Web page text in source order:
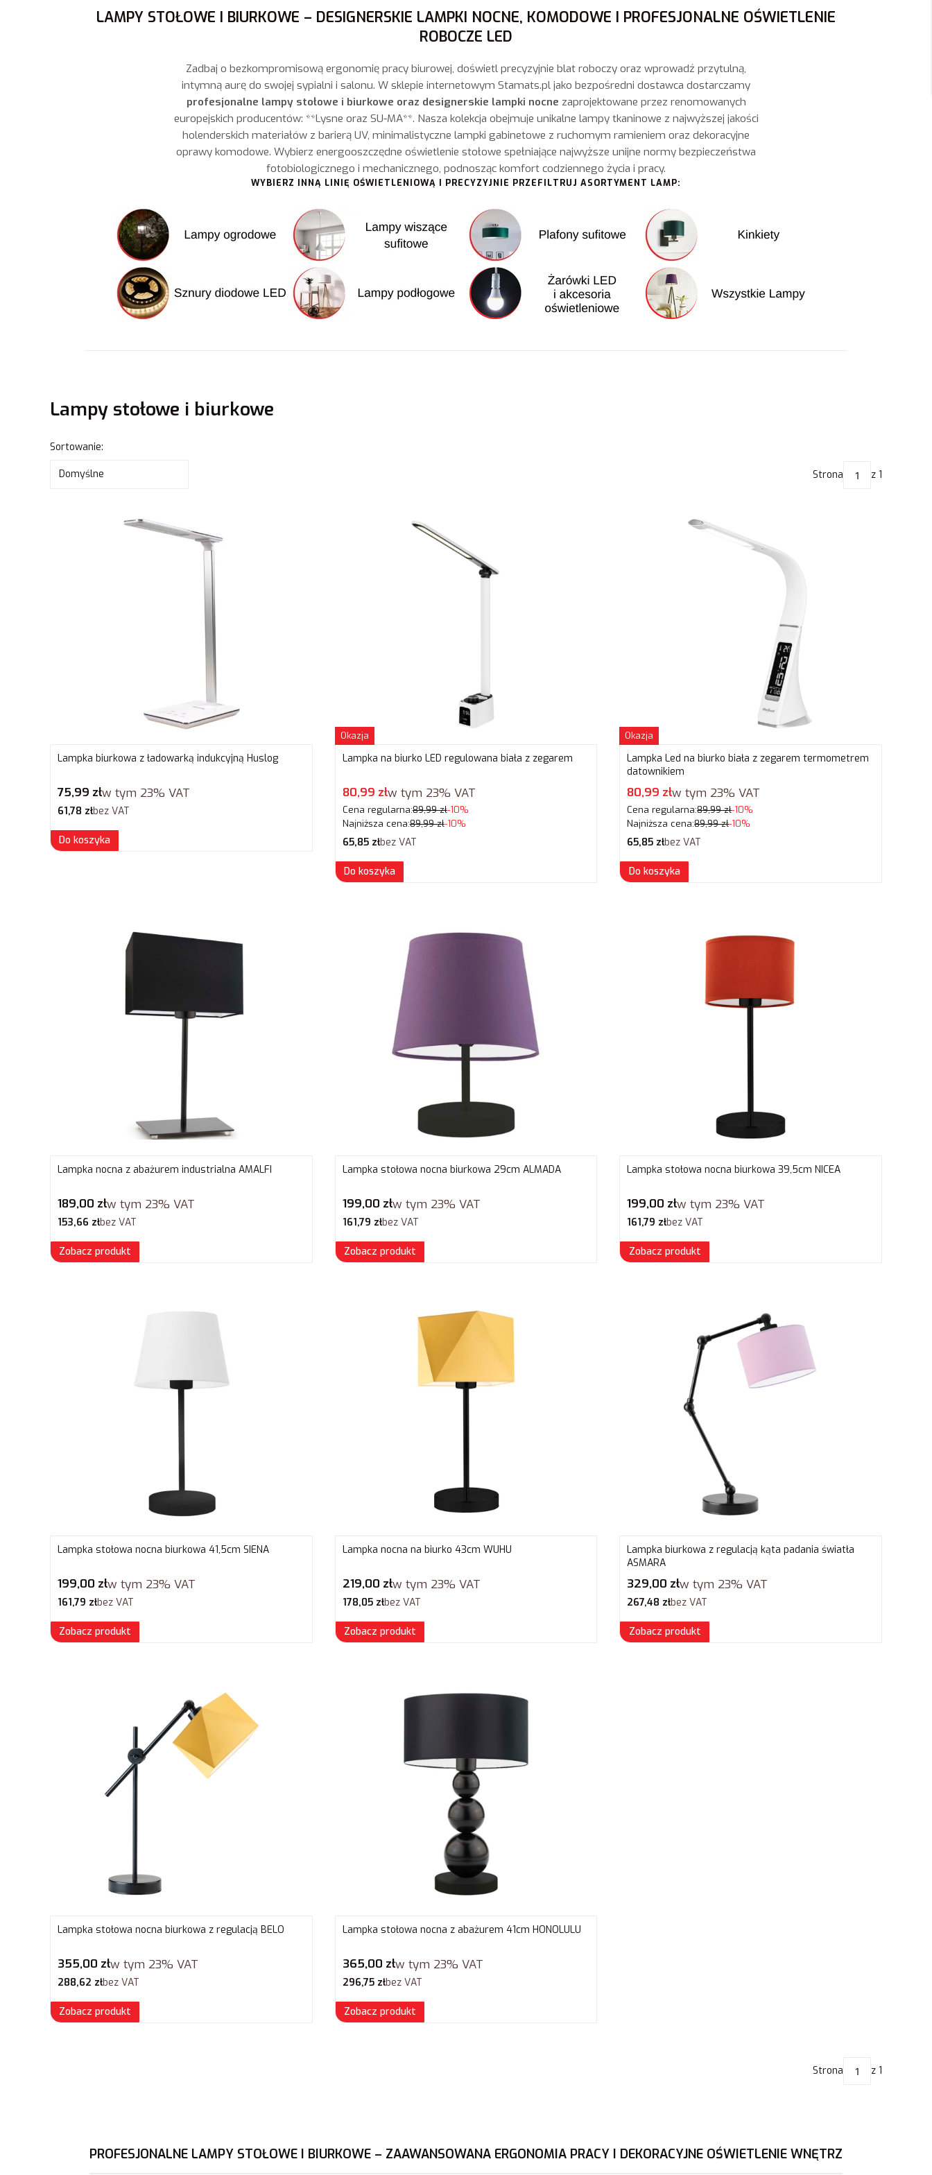
LAMPY STOŁOWE I BIURKOWE – DESIGNERSKIE LAMPKI NOCNE, KOMODOWE I PROFESJONALNE OŚWIETLENIE
ROBOCZE LED
Zadbaj o bezkompromisową ergonomię pracy biurowej, doświetl precyzyjnie blat roboczy oraz wprowadź przytulną,
intymną aurę do swojej sypialni i salonu. W sklepie internetowym Stamats.pl jako bezpośredni dostawca dostarczamy
profesjonalne lampy stołowe i biurkowe oraz designerskie lampki nocne zaprojektowane przez renomowanych
europejskich producentów: **Lysne oraz SU-MA**. Nasza kolekcja obejmuje unikalne lampy tkaninowe z najwyższej jakości
holenderskich materiałów z barierą UV, minimalistyczne lampki gabinetowe z ruchomym ramieniem oraz dekoracyjne
oprawy komodowe. Wybierz energooszczędne oświetlenie stołowe spełniające najwyższe unijne normy bezpieczeństwa
fotobiologicznego i mechanicznego, podnosząc komfort codziennego życia i pracy.
WYBIERZ INNĄ LINIĘ OŚWIETLENIOWĄ I PRECYZYJNIE PRZEFILTRUJ ASORTYMENT LAMP:
Lampy stołowe i biurkowe
Lista produktów
Sortowanie:
Domyślne Strona z 1
Lampka biurkowa z ładowarką indukcyjną Huslog
Cena brutto
75,99 złw tym 23% VAT
Cena netto
61,78 złbez VAT
Do koszyka
Okazja
Lampka na biurko LED regulowana biała z zegarem
Cena promocyjna brutto
80,99 złw tym 23% VAT
Cena regularna:89,99 zł-10%
Najniższa cena:89,99 zł-10%
Cena netto
65,85 złbez VAT
Do koszyka
Okazja
Lampka Led na biurko biała z zegarem termometrem
datownikiem
Cena promocyjna brutto
80,99 złw tym 23%VAT
Cena regularna:89,99 zł-10%
Najniższa cena:89,99 zł-10%
Cena netto
65,85 złbez VAT
Do koszyka
Lampka nocna z abażurem industrialna AMALFI
Cena brutto
189,00 złw tym 23% VAT
Cena netto
153,66 złbez VAT
Zobacz produkt
Lampka stołowa nocna biurkowa 29cm ALMADA
Cena brutto
199,00 złw tym 23% VAT
Cena netto
161,79 złbez VAT
Zobacz produkt
Lampka stołowa nocna biurkowa 39,5cm NICEA
Cena brutto
199,00 złw tym 23%VAT
Cena netto
161,79 złbez VAT
Zobacz produkt
Lampka stołowa nocna biurkowa 41,5cm SIENA
Cena brutto
199,00 złw tym 23% VAT
Cena netto
161,79 złbez VAT
Zobacz produkt
Lampka nocna na biurko 43cm WUHU
Cena brutto
219,00 złw tym 23% VAT
Cena netto
178,05 złbez VAT
Zobacz produkt
Lampka biurkowa z regulacją kąta padania światła
ASMARA
Cena brutto
329,00 złw tym 23%VAT
Cena netto
267,48 złbez VAT
Zobacz produkt
Lampka stołowa nocna biurkowa z regulacją BELO
Cena brutto
355,00 złw tym 23% VAT
Cena netto
288,62 złbez VAT
Zobacz produkt
Lampka stołowa nocna z abażurem 41cm HONOLULU
Cena brutto
365,00 złw tym 23% VAT
Cena netto
296,75 złbez VAT
Zobacz produkt
Strona z 1
PROFESJONALNE LAMPY STOŁOWE I BIURKOWE – ZAAWANSOWANA ERGONOMIA PRACY I DEKORACYJNE OŚWIETLENIE WNĘTRZ